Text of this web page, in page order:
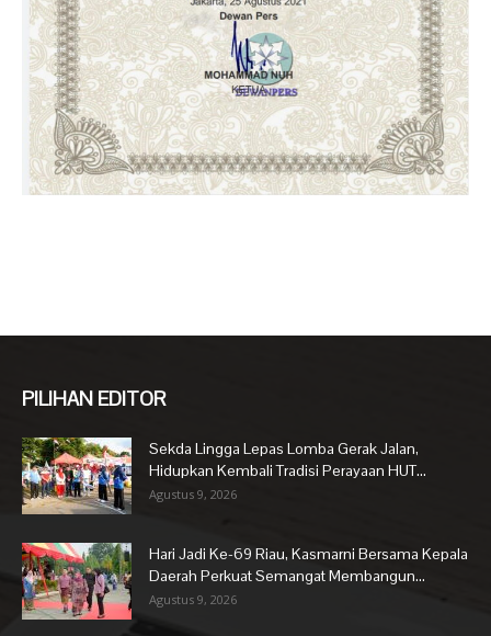
PILIHAN EDITOR
Sekda Lingga Lepas Lomba Gerak Jalan,
Hidupkan Kembali Tradisi Perayaan HUT...
Agustus 9, 2026
Hari Jadi Ke-69 Riau, Kasmarni Bersama Kepala
Daerah Perkuat Semangat Membangun...
Agustus 9, 2026